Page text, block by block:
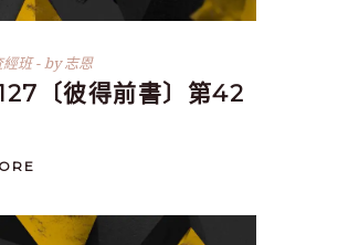
經班 by志恩
〔彼得前書〕第42